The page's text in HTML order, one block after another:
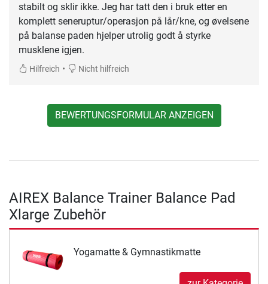
stabilt og sklir ikke. Jeg har tatt den i bruk etter en
komplett seneruptur/operasjon på lår/kne, og øvelsene
på balanse paden hjelper utrolig godt å styrke
musklene igjen.
Hilfreich • Nicht hilfreich
BEWERTUNGSFORMULAR ANZEIGEN
AIREX Balance Trainer Balance Pad
Xlarge Zubehör
Yogamatte & Gymnastikmatte